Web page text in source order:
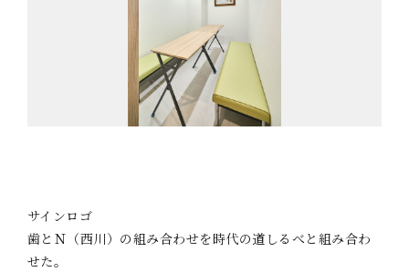
サインロゴ
歯とＮ（西川）の組み合わせを時代の道しるべと組み合わ
せた。